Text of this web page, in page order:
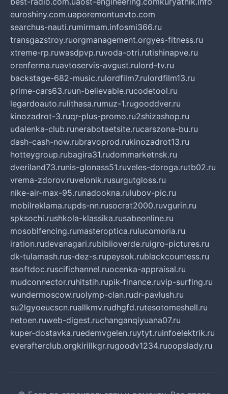
euroshiny.com.uaporemontuavto.com
searchus-nauti.rumirmam.infosmi366.ru
transgazstroy.ruorgmanagement.orgyes-fitness.ru
xtreme-rp.ruwasdpvp.ruvoda-otri.rutishinapve.ru
orenferma.ruavtoservis-avgust.rulord-tv.ru
backstage-682-music.rulordfilm7.rulordfilm13.ru
prime-cars63.ruun-believable.rucodetool.ru
legardoauto.rulithasa.rumuz-1.rugooddver.ru
kinozadrot-3.ruqr-plus-promo.ru2shizashop.ru
udalenka-club.runerabotaetsite.rucarszona-bu.ru
dash-cash-now.rubravoprod.rukinozadrot13.ru
hotteygroup.rubagira31.rudommarketnsk.ru
dveriland73.runis-glonass51.ruveles-doroga.rutb02.ru
vrema-zdorov.ruvelonik.rusurgutgloss.ru
nike-air-max-95.runadookna.rulubov-pic.ru
mobilreklama.rupds-nn.rusocrat2000.ruvgurin.ru
spksochi.rushkola-klassika.rusabeonline.ru
mosoblfencing.rumasteroptica.rulucomoria.ru
iration.rudevanagari.rubiblioverde.ruigro-pictures.ru
dk-tulamash.rus-dez-s.rupeysok.rublackcountess.ru
asoftdoc.ruscifichannel.ruocenka-appraisal.ru
mudconnector.ruhitstih.rupik-finance.ruvip-surfing.ru
wundermoscow.ruolymp-clan.rudr-pavlush.ru
su2lgyoeucscn.ruallkmv.rudhgfd.rutesotomeshell.ru
netoen.ruweb-digest.ruchanganqiyuana07.ru
kuper-dostavka.ruedemvgelen.ruytyt.ruinfoelektrik.ru
everafterclub.orgkirillkgr.rugoodv1234.ruoopslady.ru